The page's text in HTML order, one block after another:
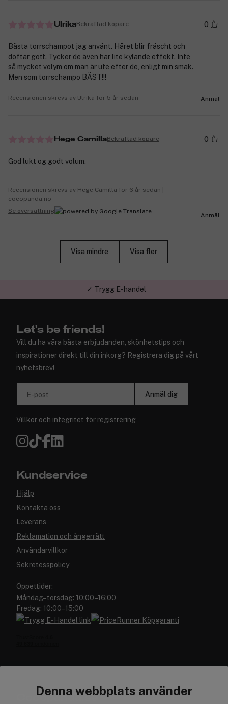
Denna webbplats använder
UlrikaBekräftad köpare 0
Bästa torrschampot jag använt. Håret blir fräscht och
doftar gott. Tycker de även har lite kylande effekt. Inte
så mycket volym om man är ute efter de, enligt min smak.
Men som torrschampo BÄST!!!
Recensionen skrevs av Ulrika för 5 år sedan Anmäl
Hege CamillaBekräftad köpare 0
God lukt og godt volum.
Recensionen skrevs av Hege Camilla för 6 år sedan |
cocopanda.no
Se översättning
Anmäl
Visa mindre Visa fler
✓ Trygg E-handel
Let's be friends!
Vill du ha våra bästa erbjudanden, skönhetstips och
inspirationer direkt till din inkorg? Registrera dig på vårt
nyhetsbrev!
E-post Anmäl dig
Villkor och integritet för registrering
Kundservice
Hjälp
Kontakta oss
Leverans
Reklamation och ångerrätt
Användarvillkor
Sekretesspolicy
Öppettider:
Måndag–torsdag: 10:00–16:00
Fredag: 10:00–15:00
Cocopanda.se